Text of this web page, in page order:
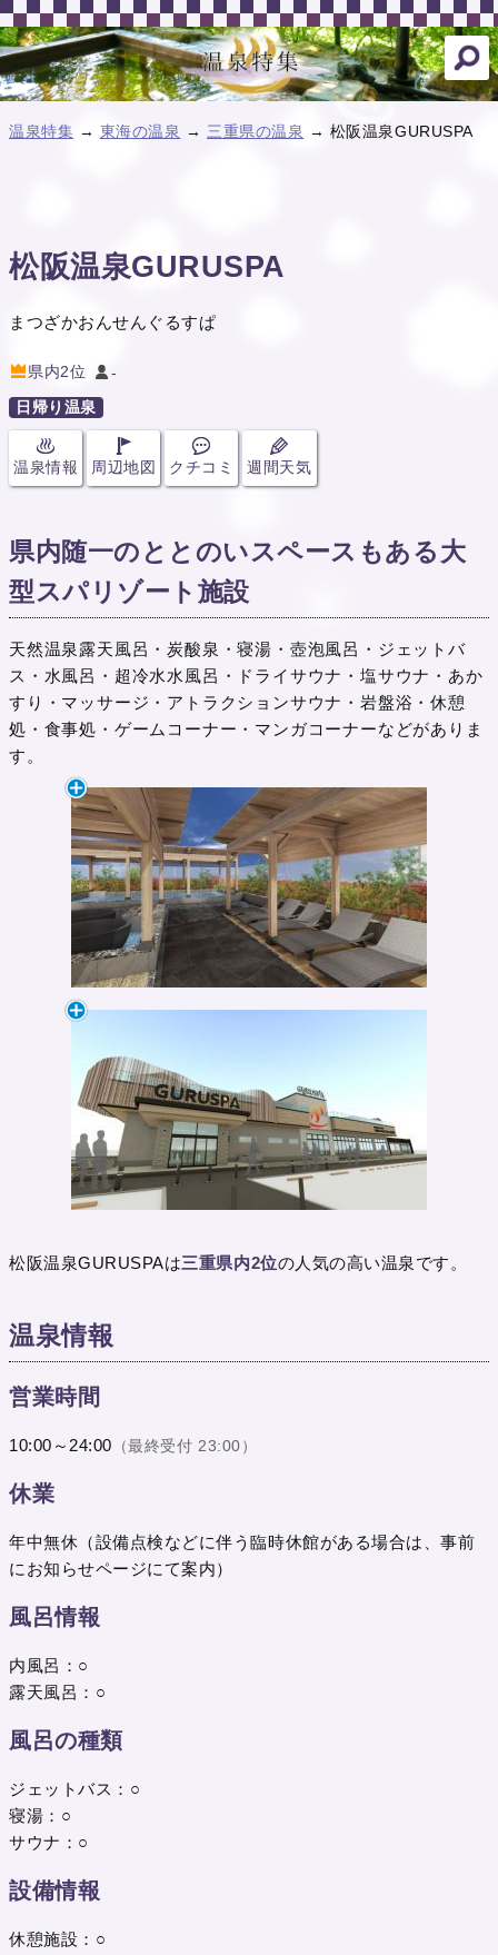
温泉特集 → 東海の温泉 → 三重県の温泉 → 松阪温泉GURUSPA
松阪温泉GURUSPA
まつざかおんせんぐるすぱ
県内2位 -
日帰り温泉
温泉情報 周辺地図 クチコミ 週間天気
県内随一のととのいスペースもある大
型スパリゾート施設
天然温泉露天風呂・炭酸泉・寝湯・壺泡風呂・ジェットバ
ス・水風呂・超冷水水風呂・ドライサウナ・塩サウナ・あか
すり・マッサージ・アトラクションサウナ・岩盤浴・休憩
処・食事処・ゲームコーナー・マンガコーナーなどがありま
す。
松阪温泉GURUSPAは三重県内2位の人気の高い温泉です。
温泉情報
営業時間
10:00～24:00 （最終受付 23:00）
休業
年中無休（設備点検などに伴う臨時休館がある場合は、事前
にお知らせページにて案内）
風呂情報
内風呂：○
露天風呂：○
風呂の種類
ジェットバス：○
寝湯：○
サウナ：○
設備情報
休憩施設：○